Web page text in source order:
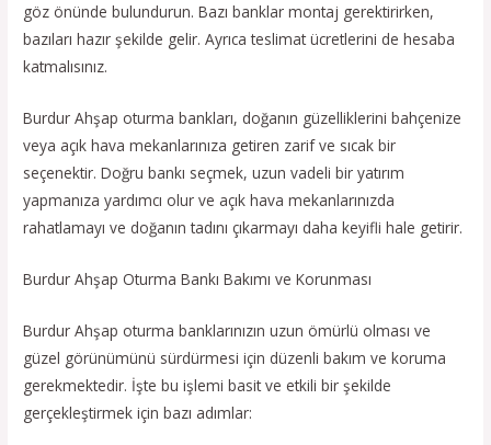
göz önünde bulundurun. Bazı banklar montaj gerektirirken,
bazıları hazır şekilde gelir. Ayrıca teslimat ücretlerini de hesaba
katmalısınız.
Burdur Ahşap oturma bankları, doğanın güzelliklerini bahçenize
veya açık hava mekanlarınıza getiren zarif ve sıcak bir
seçenektir. Doğru bankı seçmek, uzun vadeli bir yatırım
yapmanıza yardımcı olur ve açık hava mekanlarınızda
rahatlamayı ve doğanın tadını çıkarmayı daha keyifli hale getirir.
Burdur Ahşap Oturma Bankı Bakımı ve Korunması
Burdur Ahşap oturma banklarınızın uzun ömürlü olması ve
güzel görünümünü sürdürmesi için düzenli bakım ve koruma
gerekmektedir. İşte bu işlemi basit ve etkili bir şekilde
gerçekleştirmek için bazı adımlar: